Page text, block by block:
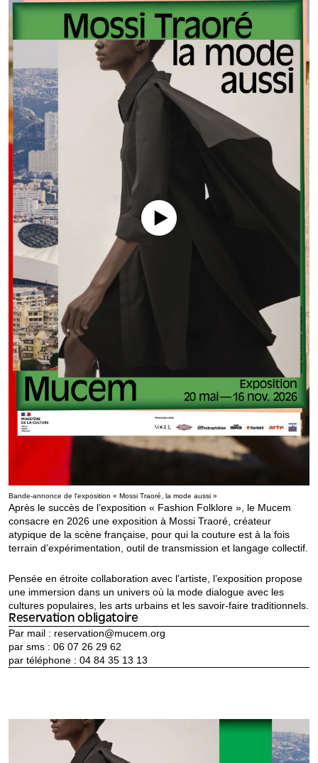
Bande-annonce de l'exposition « Mossi Traoré, la mode aussi »
Après le succès de l’exposition « Fashion Folklore », le Mucem
consacre en 2026 une exposition à Mossi Traoré, créateur
atypique de la scène française, pour qui la couture est à la fois
terrain d’expérimentation, outil de transmission et langage collectif.
Pensée en étroite collaboration avec l’artiste, l’exposition propose
une immersion dans un univers où la mode dialogue avec les
cultures populaires, les arts urbains et les savoir-faire traditionnels.
Reservation obligatoire
Par mail : reservation@mucem.org
par sms : 06 07 26 29 62
par téléphone : 04 84 35 13 13